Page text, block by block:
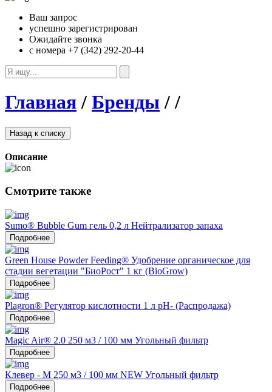
Ваш запрос
успешно зарегистрирован
Ожидайте звонка
с номера +7 (342) 292-20-44
Главная/ Бренды//
Назад к списку
Описание
Смотрите также
Sumo® Bubble Gum гель 0,2 л Нейтрализатор запаха
Подробнее
Green House Powder Feeding® Удобрение органическое для
стадии вегетации "БиоРост" 1 кг (BioGrow)
Подробнее
Plagron® Регулятор кислотности 1 л pH- (Распродажа)
Подробнее
Magic Air® 2.0 250 м3 / 100 мм Угольный фильтр
Подробнее
Клевер - М 250 м3 / 100 мм NEW Угольный фильтр
Подробнее